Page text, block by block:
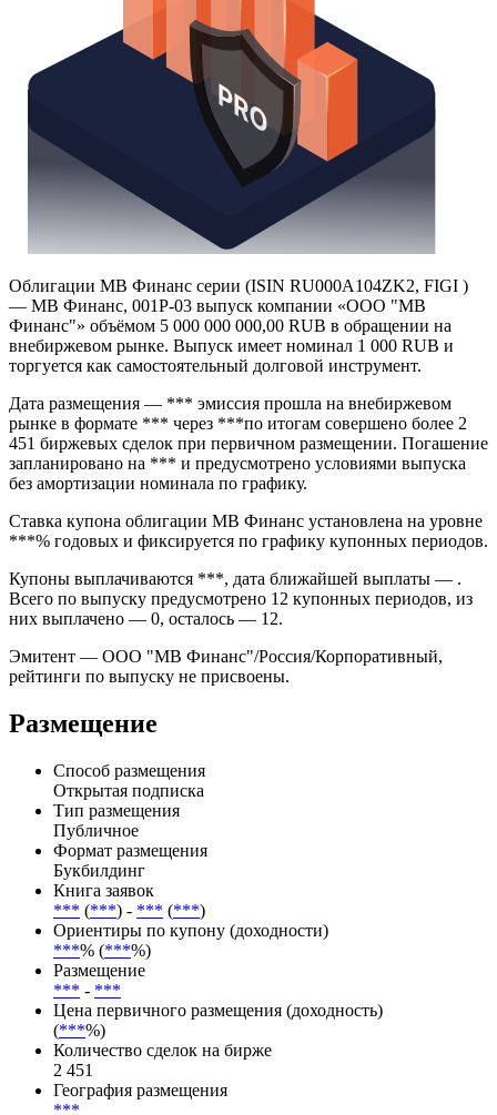
Облигации МВ Финанс серии (ISIN RU000A104ZK2, FIGI )
Финанс"» объёмом 5 000 000 000,00 RUB в обращении на
внебиржевом рынке. Выпуск имеет номинал 1 000 RUB и
торгуется как самостоятельный долговой инструмент.
Дата размещения — *** эмиссия прошла на внебиржевом
451 биржевых сделок при первичном размещении. Погашение
запланировано на *** и предусмотрено условиями выпуска
Ставка купона облигации МВ Финанс установлена на уровне
***% годовых и фиксируется по графику купонных периодов.
Купоны выплачиваются ***, дата ближайшей выплаты — .
Всего по выпуску предусмотрено 12 купонных периодов, из
Эмитент — ООО "МВ Финанс"/Россия/Корпоративный,
Размещение
Способ размещения
Открытая подписка
Тип размещения
Публичное
Формат размещения
Букбилдинг
Книга заявок
***
***) -
Ориентиры по купону (доходности)
***% (***
Размещение
***-
Цена первичного размещения (доходность)
(***